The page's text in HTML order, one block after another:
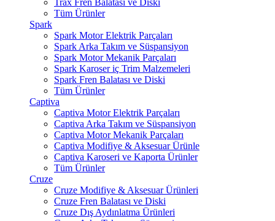
Trax Fren Balatası ve Diski
Tüm Ürünler
Spark
Spark Motor Elektrik Parçaları
Spark Arka Takım ve Süspansiyon
Spark Motor Mekanik Parçaları
Spark Karoser iç Trim Malzemeleri
Spark Fren Balatası ve Diski
Tüm Ürünler
Captiva
Captiva Motor Elektrik Parçaları
Captiva Arka Takım ve Süspansiyon
Captiva Motor Mekanik Parçaları
Captiva Modifiye & Aksesuar Ürünle
Captiva Karoseri ve Kaporta Ürünler
Tüm Ürünler
Cruze
Cruze Modifiye & Aksesuar Ürünleri
Cruze Fren Balatası ve Diski
Cruze Dış Aydınlatma Ürünleri